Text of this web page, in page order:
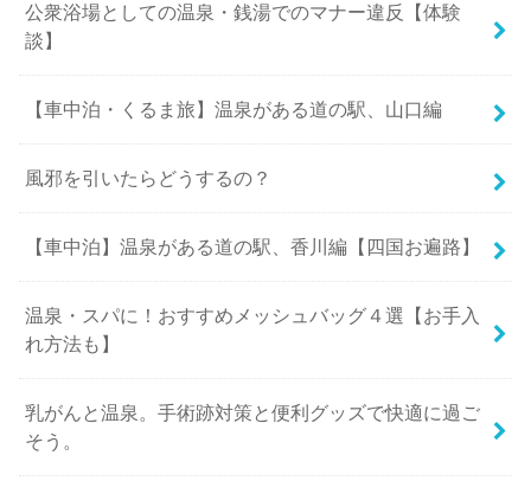
公衆浴場としての温泉・銭湯でのマナー違反【体験
談】
【車中泊・くるま旅】温泉がある道の駅、山口編
風邪を引いたらどうするの？
【車中泊】温泉がある道の駅、香川編【四国お遍路】
温泉・スパに！おすすめメッシュバッグ４選【お手入
れ方法も】
乳がんと温泉。手術跡対策と便利グッズで快適に過ご
そう。